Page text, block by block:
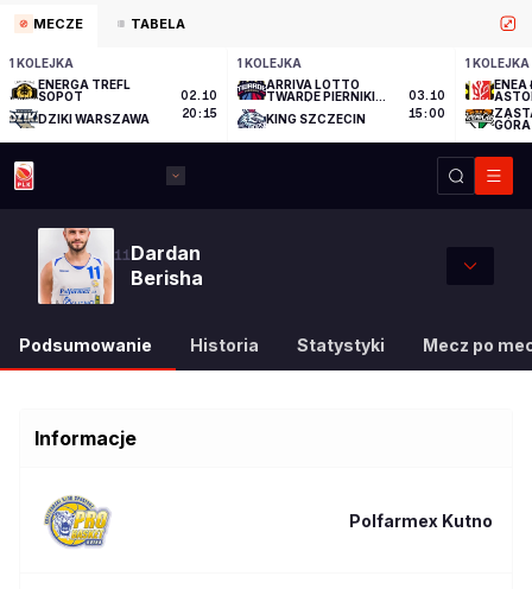
MECZE TABELA
1 KOLEJKA
ENERGA TREFL
SOPOT
DZIKI WARSZAWA
02.10
20:15
1 KOLEJKA
ARRIVA LOTTO
TWARDE PIERNIKI
KING SZCZECIN
03.10
15:00
1 KOLEJKA
ENEA
GÓRA
11Dardan
Berisha
Podsumowanie Historia Statystyki Mecz po
Informacje
Polfarmex Kutno